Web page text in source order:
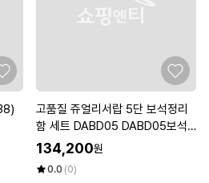
고품질 쥬얼리서랍 5단 보석정리
함 세트 DABD05 DABD05보석
서랍 립스틱 (WFKDG88)
134,200원
0.0 (0)